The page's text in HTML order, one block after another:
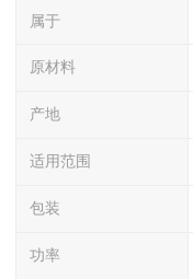
属于
原材料
产地
适用范围
包装
功率